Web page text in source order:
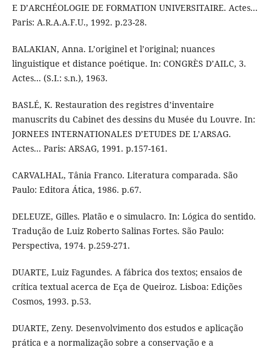
E D’ARCHÉOLOGIE DE FORMATION UNIVERSITAIRE. Actes...
Paris: A.R.A.A.F.U., 1992. p.23-28.
BALAKIAN, Anna. L’originel et l’original; nuances
linguistique et distance poétique. In: CONGRÈS D’AILC, 3.
Actes... (S.I.: s.n.), 1963.
BASLÉ, K. Restauration des registres d’inventaire
manuscrits du Cabinet des dessins du Musée du Louvre. In:
JORNEES INTERNATIONALES D’ETUDES DE L’ARSAG.
Actes... Paris: ARSAG, 1991. p.157-161.
CARVALHAL, Tânia Franco. Literatura comparada. São
Paulo: Editora Ática, 1986. p.67.
DELEUZE, Gilles. Platão e o simulacro. In: Lógica do sentido.
Tradução de Luiz Roberto Salinas Fortes. São Paulo:
Perspectiva, 1974. p.259-271.
DUARTE, Luiz Fagundes. A fábrica dos textos; ensaios de
crítica textual acerca de Eça de Queiroz. Lisboa: Edições
Cosmos, 1993. p.53.
DUARTE, Zeny. Desenvolvimento dos estudos e aplicação
prática e a normalização sobre a conservação e a